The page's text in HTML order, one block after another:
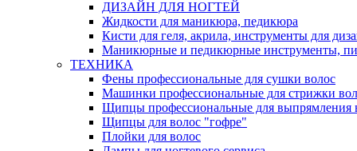
ДИЗАЙН ДЛЯ НОГТЕЙ
Жидкости для маникюра, педикюра
Кисти для геля, акрила, инструменты для
Маникюрные и педикюрные инструменты,
ТЕХНИКА
Фены профессиональные для сушки волос
Машинки профессиональные для стрижки
Щипцы профессиональные для выпрямления
Щипцы для волос "гофре"
Плойки для волос